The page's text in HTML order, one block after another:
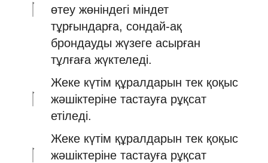
өтеу жөніндегі міндет
тұрғындарға, сондай-ақ
брондауды жүзеге асырған
тұлғаға жүктеледі.
Жеке күтім құралдарын тек қоқыс
жәшіктеріне тастауға рұқсат
етіледі.
Жеке күтім құралдарын тек қоқыс
жәшіктеріне тастауға рұқсат